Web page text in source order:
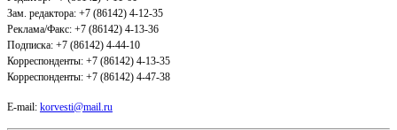
Зам. редактора: +7 (86142) 4-12-35
Реклама/Факс: +7 (86142) 4-13-36
Подписка: +7 (86142) 4-44-10
Корреспонденты: +7 (86142) 4-13-35
Корреспонденты: +7 (86142) 4-47-38
E-mail: korvesti@mail.ru